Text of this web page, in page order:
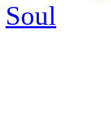
Soul